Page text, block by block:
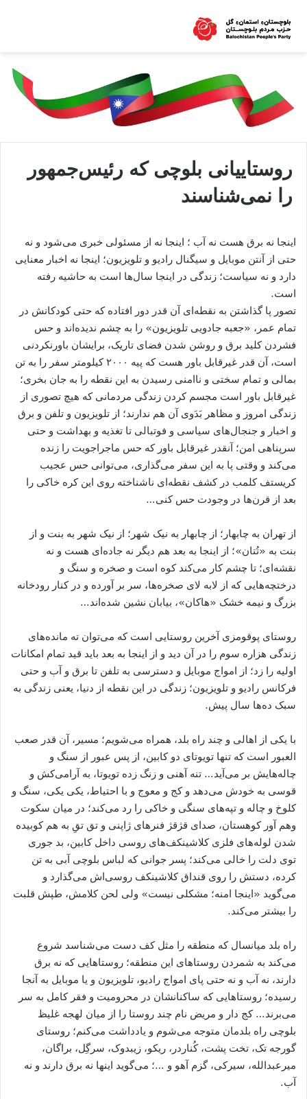
روستاییانی بلوچی که رئیس‌جمهور
را نمی‌شناسند
اینجا نه برق هست نه آب ؛ اینجا نه از مسئولی خبری می‌شود و نه
حتی از آنتن موبایل و سیگنال‌ رادیو و تلویزیون؛ اینجا نه اخبار معنایی
دارد و نه سیاست؛ زندگی در اینجا سال‌ها است به حاشیه رفته
است.
تصور پا گذاشتن به نقطه‌ای آن قدر دور افتاده که حتی کودکانش در
تمام عمر، «جعبه جادویی تلویزیون» را به چشم ندیده‌اند و حس
فشردن کلید برق و روشن شدن فضای تاریک، برایشان باورنکردنی
است، آن قدر غیرقابل باور هست که پیه ۲۰۰۰ کیلومتر سفر را به تن
بمالی و تمام سختی و ناامنی رسیدن به این نقطه را به جان بخری؛
غیرقابل باور است مجسم کردن زندگی مردمانی که هیچ تصوری از
زندگی امروز و مظاهر بَدَوی آن هم ندارند؛ از تلویزیون و تلفن و برق
و اخبار و جنجال‌های سیاسی و فوتبالی تا تغذیه و بهداشت و حتی
سرپناهی امن؛ آنقدر غیرقابل باور که حس ماجراجویت را زنده
می‌کند و وقتی پا به این سفر می‌گذاری، می‌توانی حس عجیب
کریستف کلمب در کشف نقطه‌ای ناشناخته روی این کره خاکی را
بعد از قرن‌ها در وجودت حس کنی…
از تهران به چابهار؛ از چابهار به نیک شهر؛ از نیک شهر به بنت و از
بنت به «تُتان»؛ از اینجا به بعد هم دیگر نه جاده‌ای هست و نه
نقشه‌ای؛ تا چشم کار می‌کند کوه است و صخره و سنگ و
درختچه‌هایی که از لابه لای صخره‌ها، سر بر آورده و در کنار رودخانه
بزرگ و نیمه خشک «هاکان»، بیابان نشین شده‌اند…
روستای پوقومزی آخرین روستایی است که می‌توان ته مانده‌های
زندگی هزاره سوم را در آن دید و از اینجا به بعد باید قید تمام امکانات
اولیه را زد؛ از امواج موبایل و دسترسی به تلفن تا برق و آب و حتی
فرکانس رادیو و تلویزیون؛ زندگی در این نقطه از دنیا، یعنی زندگی به
سبک ده‌ها سال پیش.
با یکی از اهالی و چند راه بلد، همراه می‌شویم؛ مسیر، آن قدر صعب
العبور است که تنها تویوتای دو کابین، از پس عبور از سنگ و
چاله‌هایش بر می‌آید… تنه آهنی و زنگ زده تویوتا، به آرامی‌کش و
قوسی به خودش می‌دهد و کج و معوج و با احتیاط، یکی یکی، سنگ و
کلوخ و چاله و تپه‌های سنگی و خاکی را رد می‌کند؛ در میان سکوت
وهم آور کوهستان، صدای قژقژ فنرهای ژاپنی و تق تقِ به هم کوبیده
شدن لوله‌های فلزی کلاشینکف‌های روسی داخل کابین، بد جوری
توی دلت را خالی می‌کند؛ پسر جوانی که لباس بلوچی آبی به تن
کرده، دستش را روی قنداق کلاشینکف روسی‌اش می‌گذارد و
می‌گوید «اینجا امنه؛ مشکلی نیست» ولی لحن کلامش، طپش قلبت
را بیشتر می‌کند.
راه بلد میانسال که منطقه را مثل کف دست می‌شناسد شروع
می‌کند به شمردن روستاهای این منطقه؛ روستاهایی که نه برق
دارند، نه آب و نه حتی پای امواج رادیو، تلویزیون و یا موبایل به آنجا
رسیده؛ روستاهایی که ساکنانشان در محرومیت و فقر کامل به سر
می‌برند… کج دار و مریض نام چند روستا را از میان لهجه غلیظ
بلوچی راه بلدمان متوجه می‌شوم و یادداشت می‌کنم؛ روستای
گورجه تک، تخت پشت، کُناردر، ریکو، زیبدوک، سرگِل، براگان،
میرعبدالله، سیرکی، گزم آهو و …؛ می‌گوید اینها نه برق دارند و نه
آب.